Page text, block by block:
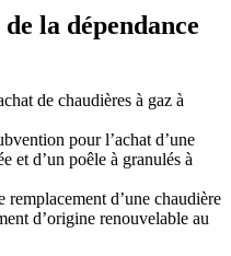
la dépendance
de chaudières à gaz à
pour l’achat d’une
et d’un poêle à granulés à
d’une chaudière
d’origine renouvelable au